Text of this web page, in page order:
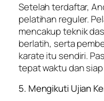
Setelah terdaftar,
pelatihan reguler.
mencakup teknik
berlatih, serta
karate itu sendiri.
tepat waktu dan
5. Mengikuti Ujian